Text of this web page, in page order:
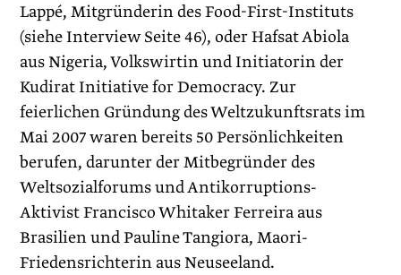
Lappé, Mitgründerin des Food-First-Instituts
(siehe Interview Seite 46), oder Hafsat Abiola
aus Nigeria, Volkswirtin und Initiatorin der
Kudirat Initiative for Democ­racy. Zur
feierlichen Gründung des Weltzukunftsrats im
Mai 2007 waren bereits 50 Persönlichkeiten
berufen, darunter der Mitbegründer des
Weltsozialforums und Antikorruptions-
Aktivist Francisco Whitaker Ferreira aus
Brasilien und Pauline Tangiora, Maori-
Friedensrichterin aus Neuseeland.